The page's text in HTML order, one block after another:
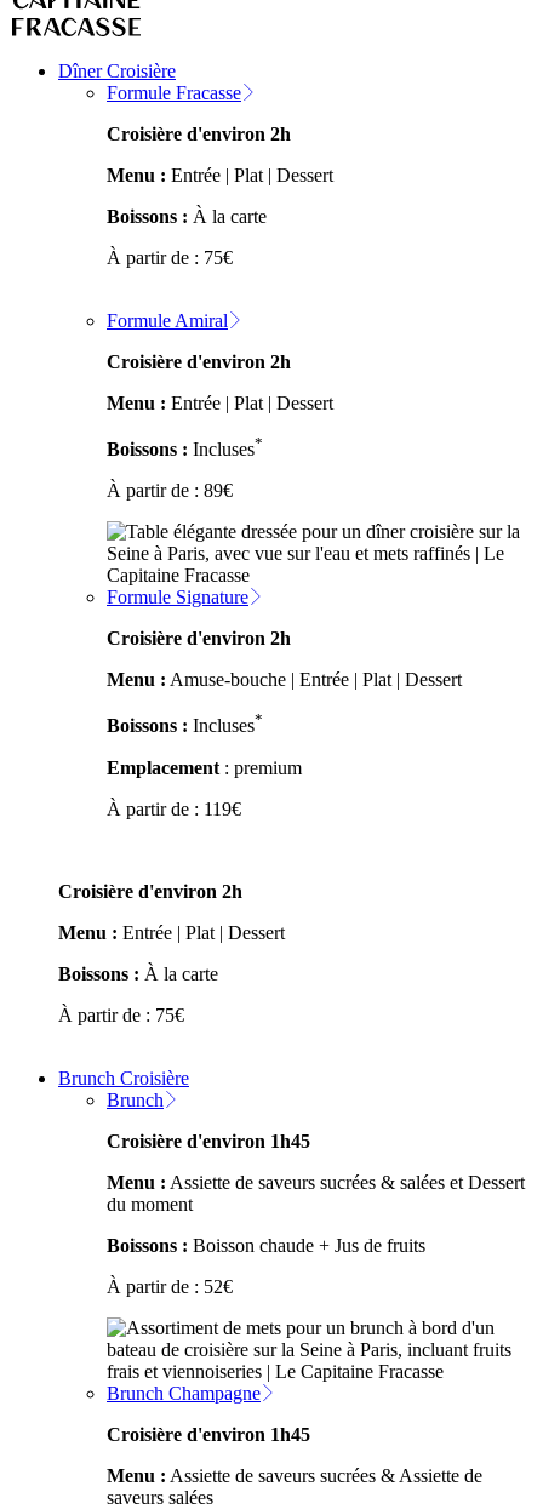
Dîner Croisière
Formule Fracasse
Croisière d'environ 2h
Menu : Entrée | Plat | Dessert
Boissons : À la carte
À partir de : 75€
Formule Amiral
Croisière d'environ 2h
Menu : Entrée | Plat | Dessert
Boissons : Incluses*
À partir de : 89€
Formule Signature
Croisière d'environ 2h
Menu : Amuse-bouche | Entrée | Plat | Dessert
Boissons : Incluses*
Emplacement : premium
À partir de : 119€
Croisière d'environ 2h
Menu : Entrée | Plat | Dessert
Boissons : À la carte
À partir de : 75€
Brunch Croisière
Brunch
Croisière d'environ 1h45
Menu : Assiette de saveurs sucrées & salées et Dessert
du moment
Boissons : Boisson chaude + Jus de fruits
À partir de : 52€
Brunch Champagne
Croisière d'environ 1h45
Menu : Assiette de saveurs sucrées & Assiette de
saveurs salées